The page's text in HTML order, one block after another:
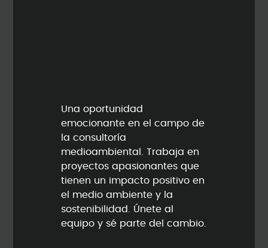
Una oportunidad
emocionante en el campo de
la consultoría
medioambiental. Trabaja en
proyectos apasionantes que
tienen un impacto positivo en
el medio ambiente y la
sostenibilidad. Únete al
equipo y sé parte del cambio.